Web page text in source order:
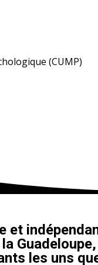
(CUMP)
et
les uns